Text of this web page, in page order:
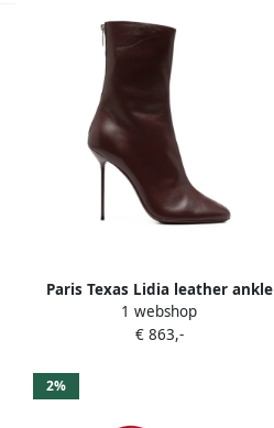
Paris Texas Lidia leather ankle
boots Rood
1 webshop
€ 863,-
2%